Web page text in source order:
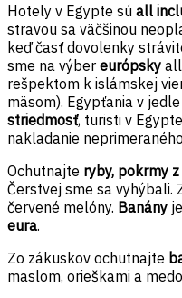
Hotely v Egypte sú all
stravou sa väčšinou
keď časť dovolenky
sme na výber európsky
rešpektom k islámskej
mäsom). Egypťania v
striedmosť, turisti v
nakladanie
Ochutnajte ryby, pokrmy
Čerstvej sme sa vyhýbali.
červené melóny. Banány
eura.
Zo zákuskov ochutnajte
maslom, orieškami a